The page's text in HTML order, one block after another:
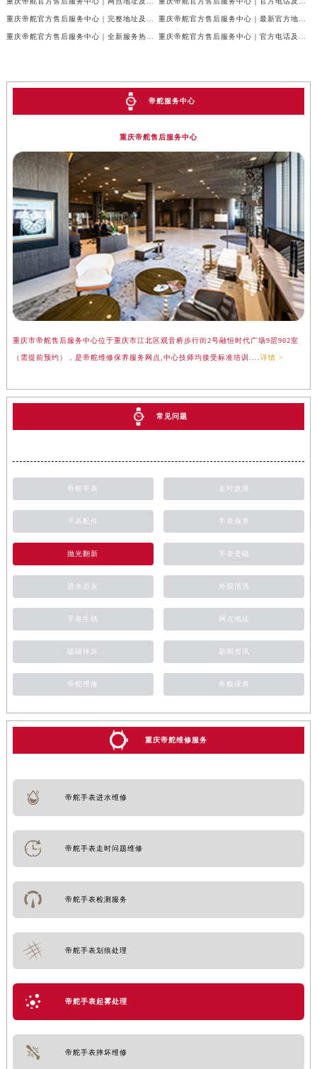
帝舵服务中心
重庆帝舵售后服务中心
重庆市帝舵售后服务中心位于重庆市江北区观音桥步行街2号融恒时代广场9层902室
（需提前预约），是帝舵维修保养服务网点,中心技师均接受标准培训.... 详情 >
常见问题
帝舵手表 走时故障
手表配件 手表保养
抛光翻新 手表受磁
进水进灰 外观清洗
手表生锈 网点地址
磕碰摔坏 新闻资讯
帝舵维修 帝舵保养
重庆帝舵维修服务
帝舵手表进水维修
帝舵手表走时问题维修
帝舵手表检测服务
帝舵手表划痕处理
帝舵手表起雾处理
帝舵手表摔坏维修